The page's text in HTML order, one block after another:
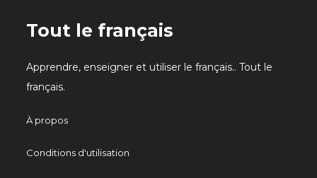
Tout le français
Apprendre, enseigner et utiliser le français.. Tout le
français.
À propos
Conditions d'utilisation